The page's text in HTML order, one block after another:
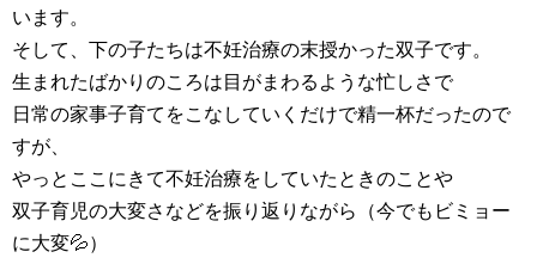
います。
そして、下の子たちは不妊治療の末授かった双子です。
生まれたばかりのころは目がまわるような忙しさで
日常の家事子育てをこなしていくだけで精一杯だったので
すが、
やっとここにきて不妊治療をしていたときのことや
双子育児の大変さなどを振り返りながら（今でもビミョー
に大変💦）